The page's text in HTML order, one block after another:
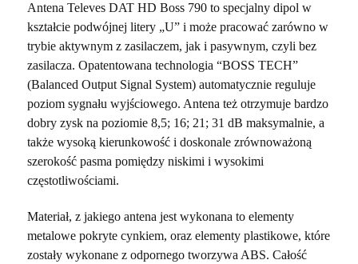
Antena Televes DAT HD Boss 790 to specjalny dipol w
kształcie podwójnej litery „U” i może pracować zarówno w
trybie aktywnym z zasilaczem, jak i pasywnym, czyli bez
zasilacza. Opatentowana technologia “BOSS TECH”
(Balanced Output Signal System) automatycznie reguluje
poziom sygnału wyjściowego. Antena też otrzymuje bardzo
dobry zysk na poziomie 8,5; 16; 21; 31 dB maksymalnie, a
także wysoką kierunkowość i doskonale zrównoważoną
szerokość pasma pomiędzy niskimi i wysokimi
częstotliwościami.
Materiał, z jakiego antena jest wykonana to elementy
metalowe pokryte cynkiem, oraz elementy plastikowe, które
zostały wykonane z odpornego tworzywa ABS. Całość